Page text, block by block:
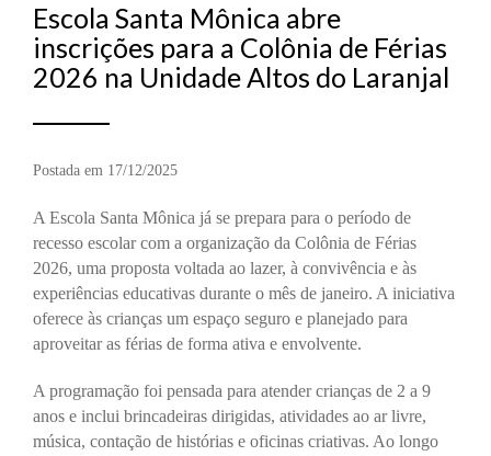
Escola Santa Mônica abre
inscrições para a Colônia de Férias
2026 na Unidade Altos do Laranjal
Postada em 17/12/2025
A Escola Santa Mônica já se prepara para o período de
recesso escolar com a organização da Colônia de Férias
2026, uma proposta voltada ao lazer, à convivência e às
experiências educativas durante o mês de janeiro. A iniciativa
oferece às crianças um espaço seguro e planejado para
aproveitar as férias de forma ativa e envolvente.
A programação foi pensada para atender crianças de 2 a 9
anos e inclui brincadeiras dirigidas, atividades ao ar livre,
música, contação de histórias e oficinas criativas. Ao longo